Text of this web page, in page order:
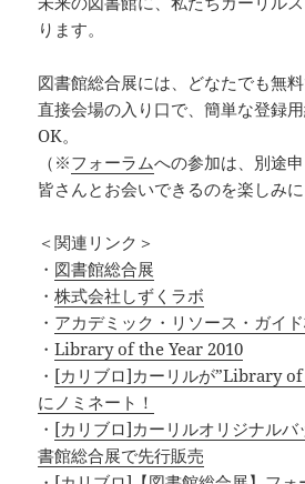
ります。
図書館総合展には、どなたでも無料
直接会場の入り口で、簡単な登録
OK。
（※フォーラムへの参加は、別途
皆さんとお会いできるのを楽しみ
＜関連リンク＞
・ 図書館総合展
・株式会社しずくラボ
・ アカデミック・リソース・ガイ
・Library of the Year 2010
・ [カリブロ]カーリルが”Library of
にノミネート！
・ [カリブロ]カーリルオリジナル
書館総合展で先行販売